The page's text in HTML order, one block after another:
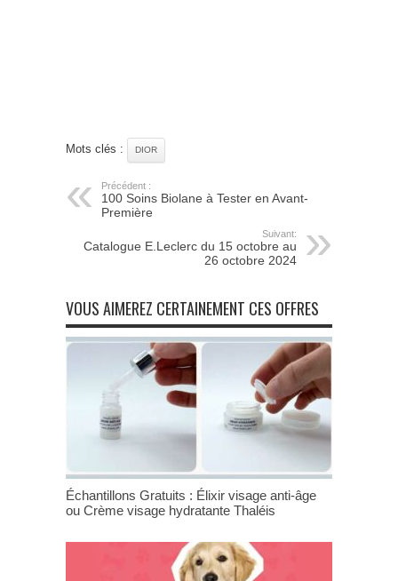
Mots clés : DIOR
Précédent :
100 Soins Biolane à Tester en Avant-
Première
Suivant:
Catalogue E.Leclerc du 15 octobre au
26 octobre 2024
VOUS AIMEREZ CERTAINEMENT CES OFFRES
Échantillons Gratuits : Élixir visage anti-âge
ou Crème visage hydratante Thaléis